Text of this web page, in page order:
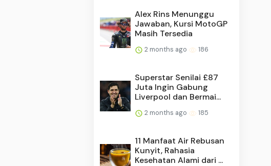
Alex Rins Menunggu
Jawaban, Kursi MotoGP
Masih Tersedia
2 months ago 186
Superstar Senilai £87
Juta Ingin Gabung
Liverpool dan Bermai...
2 months ago 185
11 Manfaat Air Rebusan
Kunyit, Rahasia
Kesehatan Alami dari ...